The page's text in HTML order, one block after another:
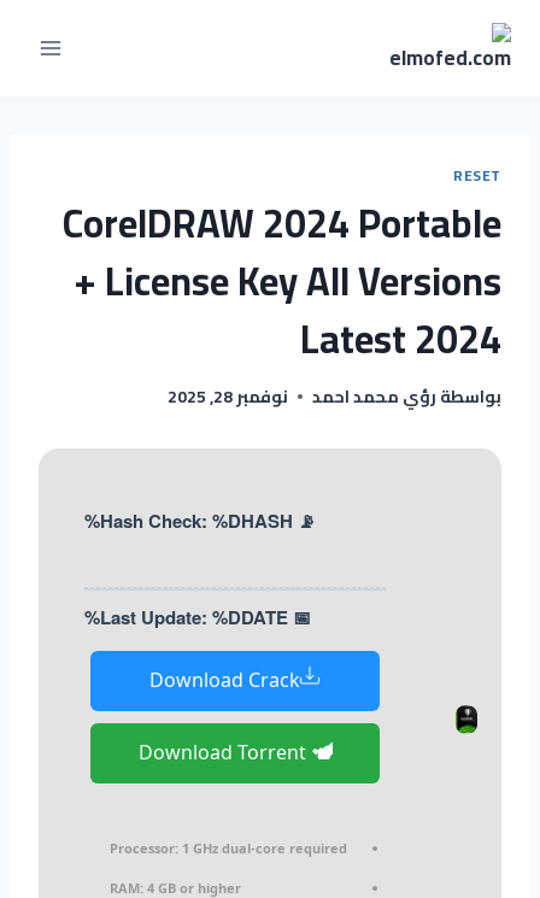
RESET
CorelDRAW 2024 Portable
+ License Key All Versions
Latest 2024
بواسطةرؤي محمد احمد نوفمبر 28, 2025
📡 Hash Check: %DHASH%
📅 Last Update: %DDATE%
Download Crack
Download Torrent
Processor: 1 GHz dual-core required
RAM: 4 GB or higher